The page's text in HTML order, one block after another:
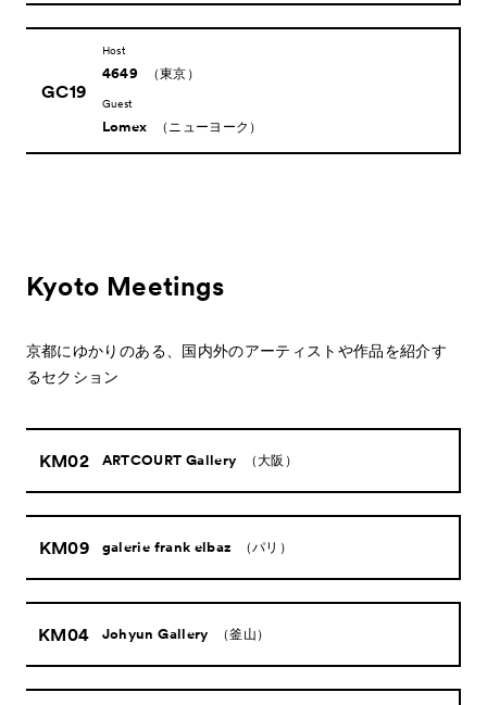
GC19
Host
4649 （東京）
Guest
Lomex （ニューヨーク）
Kyoto Meetings
京都にゆかりのある、国内外のアーティストや作品を紹介す
るセクション
KM02 ARTCOURT Gallery （大阪）
KM09 galerie frank elbaz （パリ）
KM04 Johyun Gallery （釜山）